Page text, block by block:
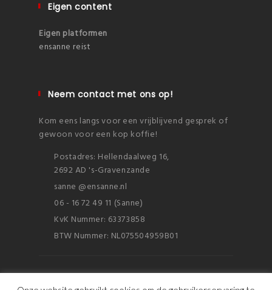
Eigen content
Eigen platformen
ensanne reist
Neem contact met ons op!
Kom eens langs voor een vrijblijvend gesprek of
gewoon voor een kop koffie!
Postadres: Hellendaalweg 16,
2692 AD 's-Gravenzande
sanne @ensanne.nl
06 - 16 72 49 11 (Sanne)
KvK Nummer: 63373858
BTW Nummer: NL075504959B01